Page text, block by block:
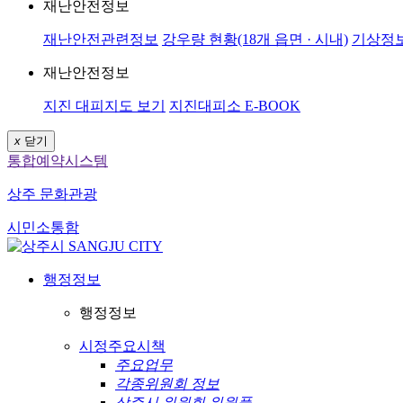
재난안전정보
재난안전관련정보 강우량 현황(18개 읍면 · 시내) 기상정
재난안전정보
지진 대피지도 보기 지진대피소 E-BOOK
x 닫기
통합예약시스템
상주 문화관광
시민소통함
행정정보
행정정보
시정주요시책
주요업무
각종위원회 정보